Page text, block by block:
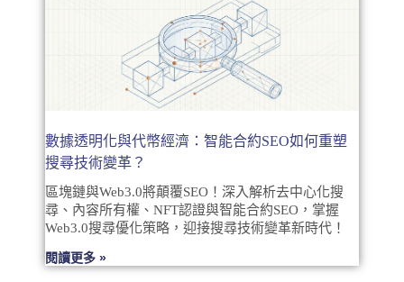
數據透明化與代幣經濟：智能合約SEO如何重塑
搜尋技術變革？
區塊鏈與Web3.0將顛覆SEO！深入解析去中心化搜
尋、內容所有權、NFT認證與智能合約SEO，掌握
Web3.0搜尋優化策略，迎接搜尋技術變革新時代！
閱讀更多 »